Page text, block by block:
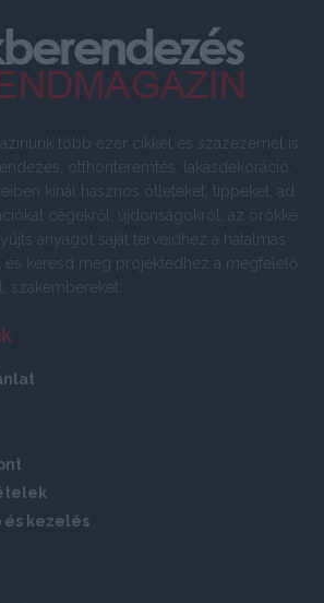
több ezer cikkel és százezernél is
otthonteremtés, lakásdekoráció,
kínál hasznos ötleteket, tippeket, ad
cégekről, újdonságokról, az örökké
anyagot saját terveidhez a hatalmas
keresd meg projektedhez a megfelelő
szakembereket.
és kezelés